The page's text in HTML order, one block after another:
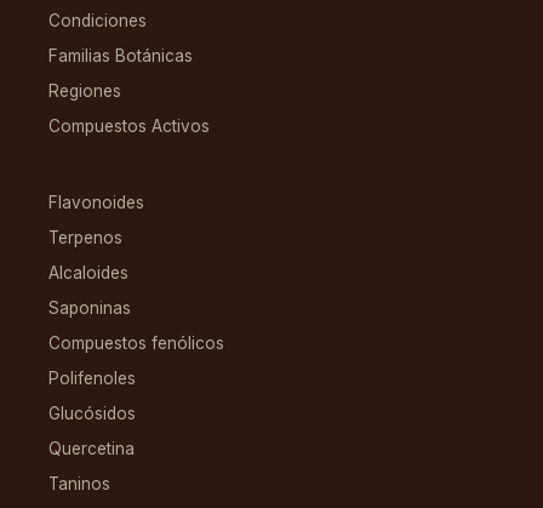
Condiciones
Familias Botánicas
Regiones
Compuestos Activos
Flavonoides
Terpenos
Alcaloides
Saponinas
Compuestos fenólicos
Polifenoles
Glucósidos
Quercetina
Taninos